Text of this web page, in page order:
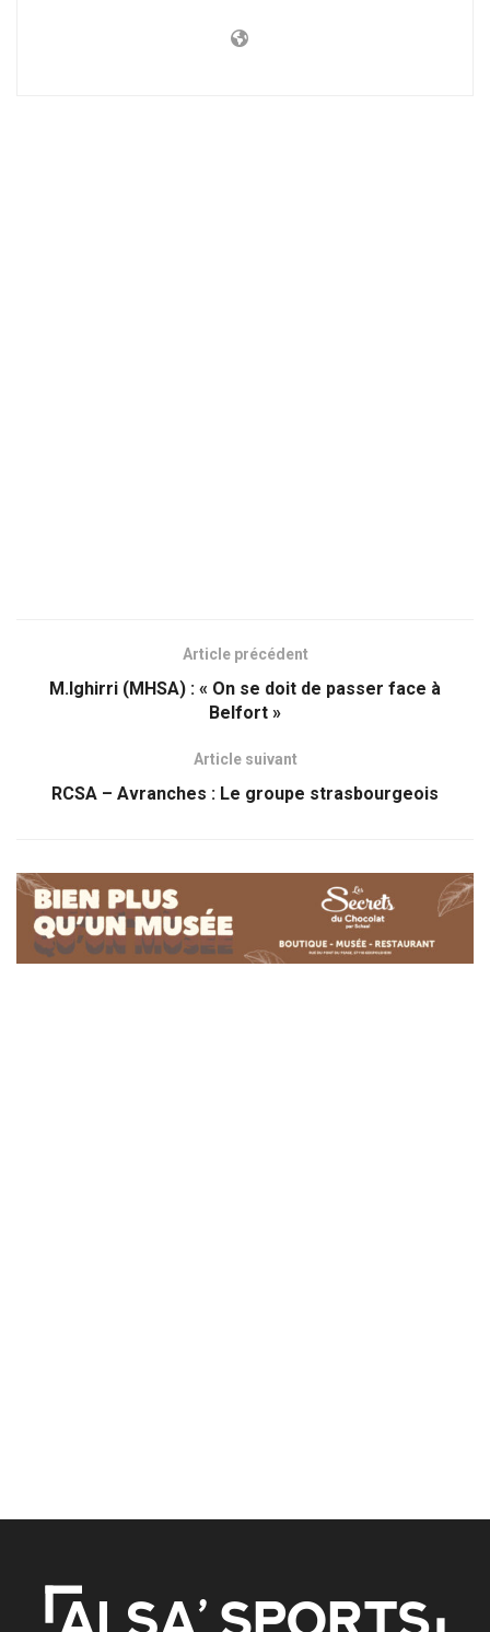
Article précédent
M.Ighirri (MHSA) : « On se doit de passer face à
Belfort »
Article suivant
RCSA – Avranches : Le groupe strasbourgeois